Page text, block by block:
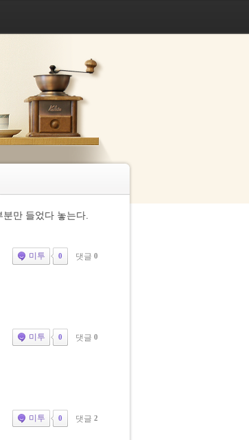
만 들었다 놓는다.
미투 0 댓글 0
미투 0 댓글 0
미투 0 댓글 2